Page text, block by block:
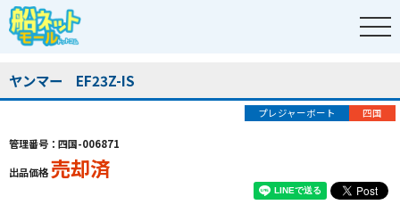
ヤンマー EF23Z-IS
プレジャーボート 四国
管理番号：四国-006871
出品価格売却済